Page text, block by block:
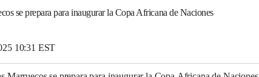
se prepara para inaugurar la Copa Africana de Naciones
10:31 EST